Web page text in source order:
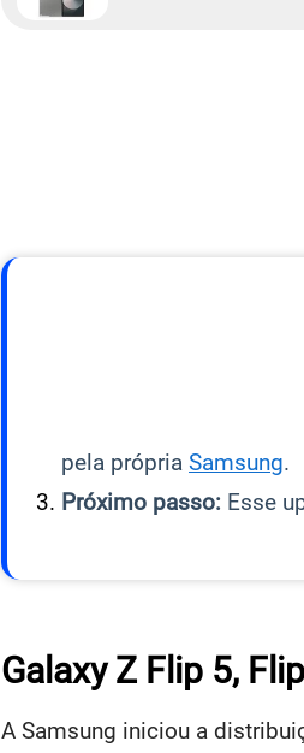
pela própria Samsung.
Próximo passo: Esse
Galaxy Z Flip 5,
A Samsung iniciou a